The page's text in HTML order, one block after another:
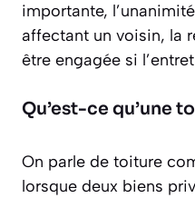
importante,
affectant un voisin, la
être engagée si
Qu’est-ce qu’une
On parle de toiture
lorsque deux biens